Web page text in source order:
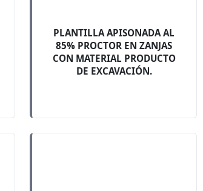
PLANTILLA APISONADA AL
85% PROCTOR EN ZANJAS
CON MATERIAL PRODUCTO
DE EXCAVACIÓN.